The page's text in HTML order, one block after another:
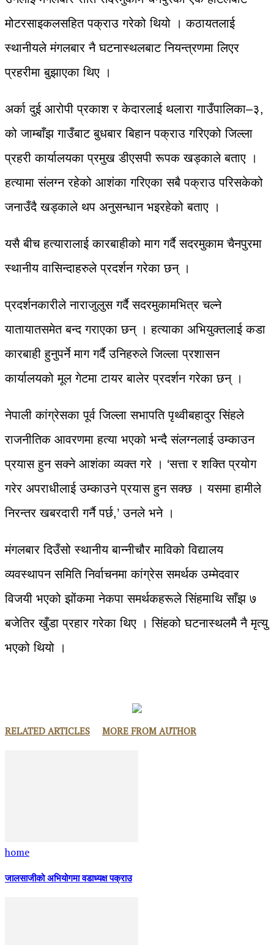
मोटरसाइकलसहित पक्राउ गरेको थियो । कठायतलाई
स्थानीयले मंगलबार नै घटनास्थलबाट नियन्त्रणमा लिएर
प्रहरीमा बुझाएका थिए ।
अर्का दुई आरोपी प्रकाश र केदारलाई थलारा गाउँपालिका–३,
को जाम्बाँझ गाउँबाट बुधबार बिहान पक्राउ गरिएको जिल्ला
प्रहरी कार्यालयका प्रमुख डीएसपी रूपक खड्काले बताए ।
हत्यामा संलग्न रहेको आशंका गरिएका सबै पक्राउ परिसकेको
जनाउँदै खड्काले थप अनुसन्धान भइरहेको बताए ।
यसै बीच हत्यारालाई कारबाहीको माग गर्दै सदरमुकाम चैनपुरमा
स्थानीय वासिन्दाहरुले प्रदर्शन गरेका छन् ।
प्रदर्शनकारीले नाराजुलुस गर्दै सदरमुकामभित्र चल्ने
यातायातसमेत बन्द गराएका छन् । हत्याका अभियुक्तलाई कडा
कारबाही हुनुपर्ने माग गर्दै उनिहरुले जिल्ला प्रशासन
कार्यालयको मूल गेटमा टायर बालेर प्रदर्शन गरेका छन् ।
नेपाली कांग्रेसका पूर्व जिल्ला सभापति पृथ्वीबहादुर सिंहले
राजनीतिक आवरणमा हत्या भएको भन्दै संलग्नलाई उम्काउन
प्रयास हुन सक्ने आशंका व्यक्त गरे । ‘सत्ता र शक्ति प्रयोग
गरेर अपराधीलाई उम्काउने प्रयास हुन सक्छ । यसमा हामीले
निरन्तर खबरदारी गर्नै पर्छ,’ उनले भने ।
मंगलबार दिउँसो स्थानीय बान्नीचौर माविको विद्यालय
व्यवस्थापन समिति निर्वाचनमा कांग्रेस समर्थक उम्मेदवार
विजयी भएको झोंकमा नेकपा समर्थकहरूले सिंहमाथि साँझ ७
बजेतिर खुँडा प्रहार गरेका थिए । सिंहको घटनास्थलमै नै मृत्यु
भएको थियो ।
RELATED ARTICLES MORE FROM AUTHOR
home
जालसाजीको अभियोगमा वडाध्यक्ष पक्राउ